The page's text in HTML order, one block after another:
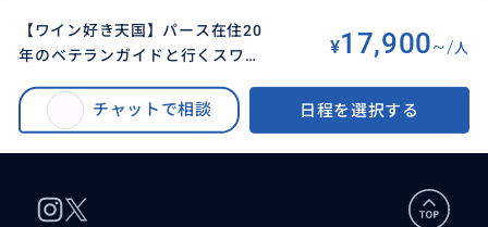
【ワイン好き天国】パース在住20
年のベテランガイドと行くスワン
ツアー）
¥17,900~/ 人
チャットで相談 日程を選択する
※一時帰国中につき受付停止中 【ワイン好き天国】パース在住20年のベテラ
ンガイドと行くスワンバレーワイナリー巡り（貸し切りツアー）